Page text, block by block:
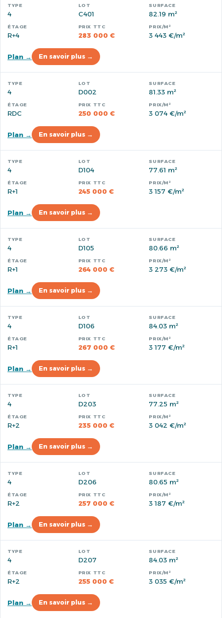
4 C401 82.19 m²
R+4 283 000 € 3 443 €/m²
Plan → En savoir plus →
4 D002 81.33 m²
RDC 250 000 € 3 074 €/m²
Plan → En savoir plus →
4 D104 77.61 m²
R+1 245 000 € 3 157 €/m²
Plan → En savoir plus →
4 D105 80.66 m²
R+1 264 000 € 3 273 €/m²
Plan → En savoir plus →
4 D106 84.03 m²
R+1 267 000 € 3 177 €/m²
Plan → En savoir plus →
4 D203 77.25 m²
R+2 235 000 € 3 042 €/m²
Plan → En savoir plus →
4 D206 80.65 m²
R+2 257 000 € 3 187 €/m²
Plan → En savoir plus →
4 D207 84.03 m²
R+2 255 000 € 3 035 €/m²
Plan → En savoir plus →